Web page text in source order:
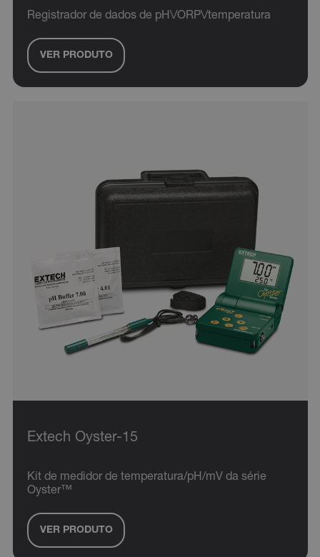
Registrador de dados de pH\/ORP\/temperatura
VER PRODUTO
Extech Oyster-15
Kit de medidor de temperatura/pH/mV da série
Oyster™
VER PRODUTO